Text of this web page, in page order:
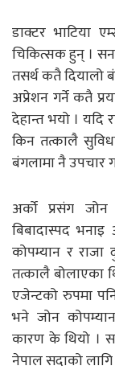
डाक्टर भाटिया
चिकित्सक हुन् । सन
तसर्थ कतै दियालो
अप्रेशन गर्ने कतै
देहान्त भयो । यदि
किन तत्कालै
बंगलामा नै उपचार
अर्को प्रसंग
बिबादास्पद
कोपम्यान र
तत्कालै बोलाएका
एजेन्टको रुपमा
भने जोन कोपम्यान
कारण के थियो ।
नेपाल सदाको